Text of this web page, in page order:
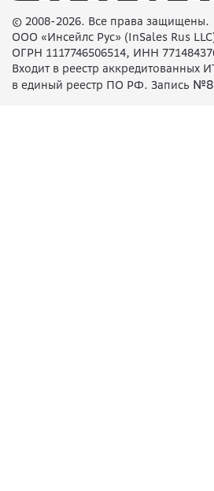
© 2008-2026. Все права защищены.
ООО «Инсейлс Рус» (InSales Rus
ОГРН 1117746506514, ИНН
Входит в реестр аккредитованных
в единый реестр ПО РФ. Запись